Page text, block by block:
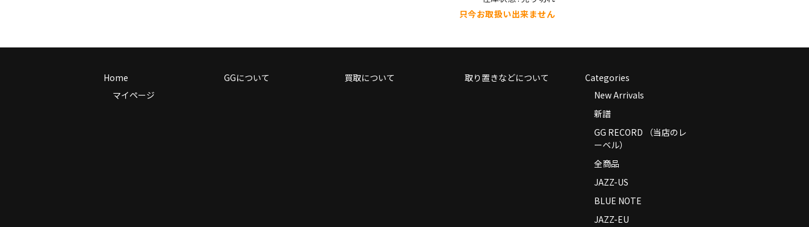
只今お取扱い出来ません
Home
マイページ
GGについて 買取について 取り置きなどについて
Categories
New Arrivals
新譜
GG RECORD （当店のレ
ーベル）
全商品
JAZZ-US
BLUE NOTE
JAZZ-EU